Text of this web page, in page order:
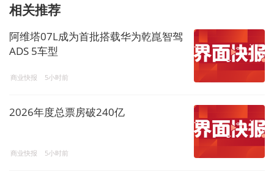
相关推荐
阿维塔07L成为首批搭载华为乾崑智驾
ADS 5车型
商业快报 5小时前
2026年度总票房破240亿
商业快报 5小时前